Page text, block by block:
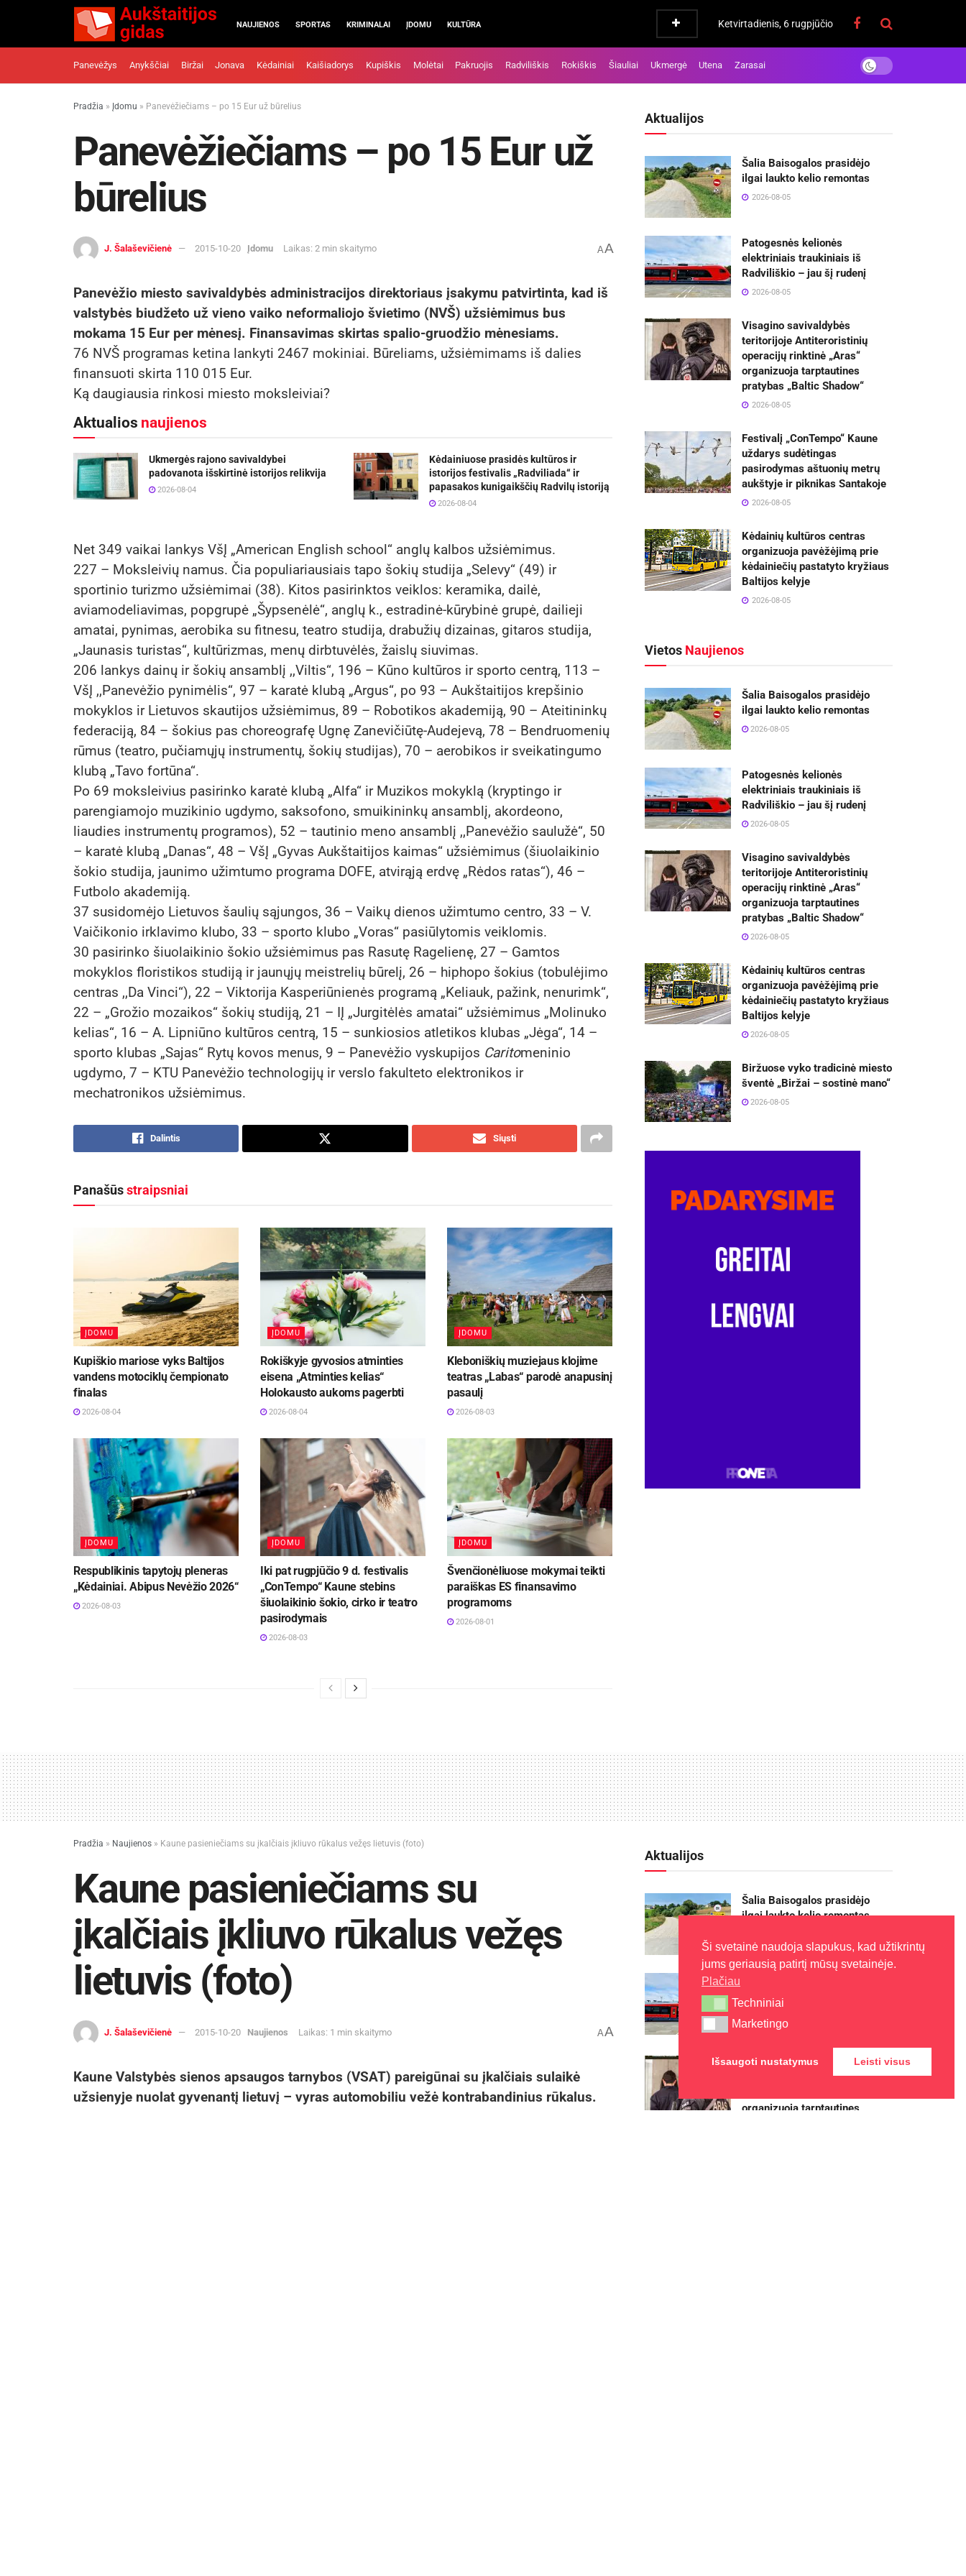
NAUJIENOS SPORTAS KRIMINALAI ĮDOMU KULTŪRA Ketvirtadienis, 6 rugpjūčio
Panevėžys Anykščiai Biržai Jonava Kėdainiai Kaišiadorys Kupiškis Molėtai Pakruojis Radviliškis Rokiškis Šiauliai Ukmergė Utena Zarasai
Pradžia » Įdomu » Panevėžiečiams – po 15 Eur už būrelius
Panevėžiečiams – po 15 Eur už
būrelius
J. Šalaševičienė 2015-10-20 Įdomu Laikas: 2 min skaitymo AA
Panevėžio miesto savivaldybės administracijos direktoriaus įsakymu patvirtinta, kad iš
valstybės biudžeto už vieno vaiko neformaliojo švietimo (NVŠ) užsiėmimus bus
mokama 15 Eur per mėnesį. Finansavimas skirtas spalio-gruodžio mėnesiams.
76 NVŠ programas ketina lankyti 2467 mokiniai. Būreliams, užsiėmimams iš dalies
finansuoti skirta 110 015 Eur.
Ką daugiausia rinkosi miesto moksleiviai?
Aktualios naujienos
Ukmergės rajono savivaldybei
padovanota išskirtinė istorijos relikvija
2026-08-04
Kėdainiuose prasidės kultūros ir
istorijos festivalis „Radviliada“ ir
papasakos kunigaikščių Radvilų istoriją
2026-08-04
Net 349 vaikai lankys VšĮ „American English school“ anglų kalbos užsiėmimus.
227 – Moksleivių namus. Čia populiariausiais tapo šokių studija „Selevy“ (49) ir
sportinio turizmo užsiėmimai (38). Kitos pasirinktos veiklos: keramika, dailė,
aviamodeliavimas, popgrupė „Šypsenėlė“, anglų k., estradinė-kūrybinė grupė, dailieji
amatai, pynimas, aerobika su fitnesu, teatro studija, drabužių dizainas, gitaros studija,
„Jaunasis turistas“, kultūrizmas, menų dirbtuvėlės, žaislų siuvimas.
206 lankys dainų ir šokių ansamblį ,,Viltis“, 196 – Kūno kultūros ir sporto centrą, 113 –
VšĮ ,,Panevėžio pynimėlis“, 97 – karatė klubą „Argus“, po 93 – Aukštaitijos krepšinio
mokyklos ir Lietuvos skautijos užsiėmimus, 89 – Robotikos akademiją, 90 – Ateitininkų
federaciją, 84 – šokius pas choreografę Ugnę Zanevičiūtę-Audejevą, 78 – Bendruomenių
rūmus (teatro, pučiamųjų instrumentų, šokių studijas), 70 – aerobikos ir sveikatingumo
klubą „Tavo fortūna“.
Po 69 moksleivius pasirinko karatė klubą „Alfa“ ir Muzikos mokyklą (kryptingo ir
parengiamojo muzikinio ugdymo, saksofono, smuikininkų ansamblį, akordeono,
liaudies instrumentų programos), 52 – tautinio meno ansamblį ,,Panevėžio saulužė“, 50
– karatė klubą „Danas“, 48 – VšĮ „Gyvas Aukštaitijos kaimas“ užsiėmimus (šiuolaikinio
šokio studija, jaunimo užimtumo programa DOFE, atvirąją erdvę „Rėdos ratas“), 46 –
Futbolo akademiją.
37 susidomėjo Lietuvos šaulių sąjungos, 36 – Vaikų dienos užimtumo centro, 33 – V.
Vaičikonio irklavimo klubo, 33 – sporto klubo „Voras“ pasiūlytomis veiklomis.
30 pasirinko šiuolaikinio šokio užsiėmimus pas Rasutę Ragelienę, 27 – Gamtos
mokyklos floristikos studiją ir jaunųjų meistrelių būrelį, 26 – hiphopo šokius (tobulėjimo
centras ,,Da Vinci“), 22 – Viktorija Kasperiūnienės programą „Keliauk, pažink, nenurimk“,
22 – „Grožio mozaikos“ šokių studiją, 21 – IĮ „Jurgitėlės amatai“ užsiėmimus „Molinuko
kelias“, 16 – A. Lipniūno kultūros centrą, 15 – sunkiosios atletikos klubas „Jėga“, 14 –
sporto klubas „Sajas“ Rytų kovos menus, 9 – Panevėžio vyskupijos Caritomeninio
ugdymo, 7 – KTU Panevėžio technologijų ir verslo fakulteto elektronikos ir
mechatronikos užsiėmimus.
Dalintis Siųsti
Panašūsstraipsniai
ĮDOMU
Kupiškio mariose vyks Baltijos
vandens motociklų čempionato
finalas
2026-08-04
ĮDOMU
Rokiškyje gyvosios atminties
eisena „Atminties kelias“
Holokausto aukoms pagerbti
2026-08-04
ĮDOMU
Kleboniškių muziejaus klojime
teatras „Labas“ parodė anapusinį
pasaulį
2026-08-03
ĮDOMU
Respublikinis tapytojų pleneras
„Kėdainiai. Abipus Nevėžio 2026“
2026-08-03
ĮDOMU
Iki pat rugpjūčio 9 d. festivalis
„ConTempo“ Kaune stebins
šiuolaikinio šokio, cirko ir teatro
pasirodymais
2026-08-03
ĮDOMU
Švenčionėliuose mokymai teikti
paraiškas ES finansavimo
programoms
2026-08-01
Aktualijos
Šalia Baisogalos prasidėjo
ilgai laukto kelio remontas
2026-08-05
Patogesnės kelionės
elektriniais traukiniais iš
Radviliškio – jau šį rudenį
2026-08-05
Visagino savivaldybės
teritorijoje Antiteroristinių
operacijų rinktinė „Aras“
organizuoja tarptautines
pratybas „Baltic Shadow“
2026-08-05
Festivalį „ConTempo“ Kaune
uždarys sudėtingas
pasirodymas aštuonių metrų
aukštyje ir piknikas Santakoje
2026-08-05
Kėdainių kultūros centras
organizuoja pavėžėjimą prie
kėdainiečių pastatyto kryžiaus
Baltijos kelyje
2026-08-05
Vietos Naujienos
Šalia Baisogalos prasidėjo
ilgai laukto kelio remontas
2026-08-05
Patogesnės kelionės
elektriniais traukiniais iš
Radviliškio – jau šį rudenį
2026-08-05
Visagino savivaldybės
teritorijoje Antiteroristinių
operacijų rinktinė „Aras“
organizuoja tarptautines
pratybas „Baltic Shadow“
2026-08-05
Kėdainių kultūros centras
organizuoja pavėžėjimą prie
kėdainiečių pastatyto kryžiaus
Baltijos kelyje
2026-08-05
Biržuose vyko tradicinė miesto
šventė „Biržai – sostinė mano“
2026-08-05
Pradžia » Naujienos » Kaune pasieniečiams su įkalčiais įkliuvo rūkalus vežęs lietuvis (foto)
Kaune pasieniečiams su
įkalčiais įkliuvo rūkalus vežęs
lietuvis (foto)
J. Šalaševičienė 2015-10-20 Naujienos Laikas: 1 min skaitymo AA
Kaune Valstybės sienos apsaugos tarnybos (VSAT) pareigūnai su įkalčiais sulaikė
užsienyje nuolat gyvenantį lietuvį – vyras automobiliu vežė kontrabandinius rūkalus.
Aktualijos
Šalia Baisogalos prasidėjo
ilgai laukto kelio remontas
elektriniais traukiniais iš
Radviliškio – jau šį rudenį
2026-08-05
Visagino savivaldybės
teritorijoje Antiteroristinių
organizuoja tarptautines
Ši svetainė naudoja slapukus, kad užtikrintų
jums geriausią patirtį mūsų svetainėje.
Plačiau
Techniniai
Techniniai
Marketingo
Marketingo
Išsaugoti nustatymus Leisti visus